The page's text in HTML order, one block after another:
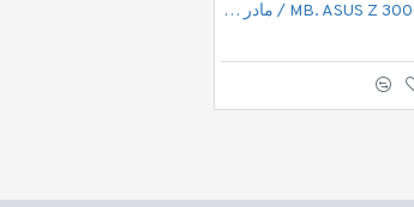
MB. ASUS Z 300cnl / مادر برد تبلت ایسوس Z300 CNL